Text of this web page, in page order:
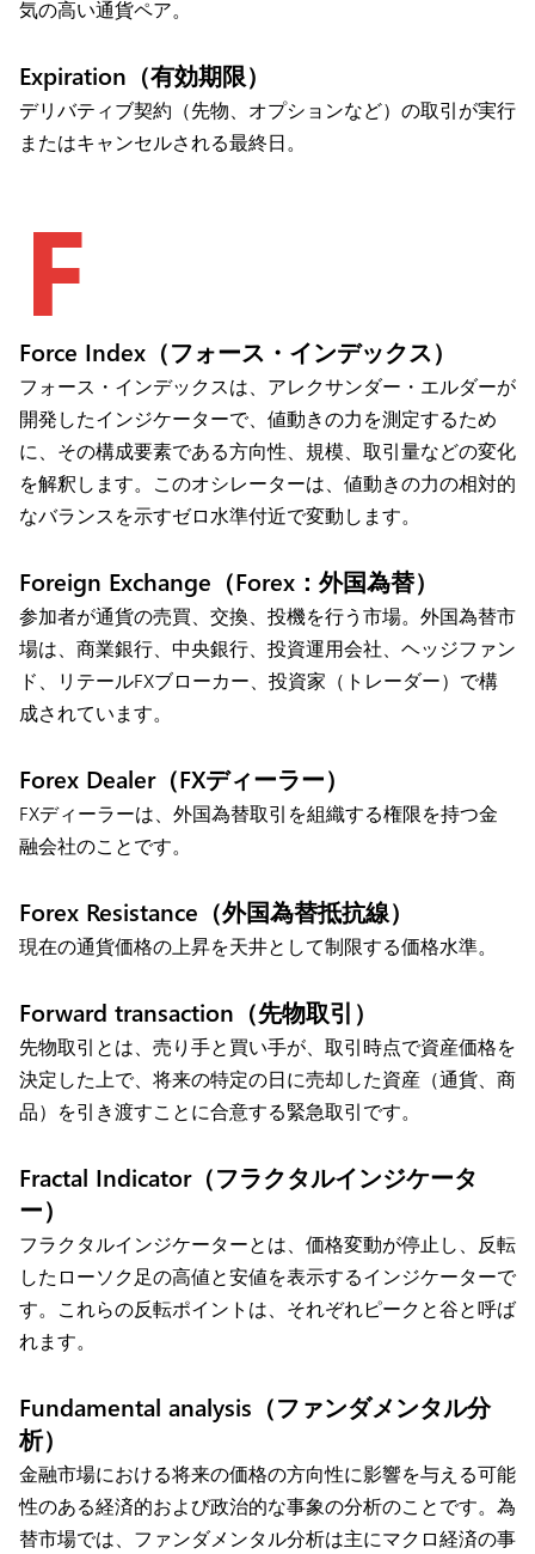
気の高い通貨ペア。
Expiration（有効期限）
デリバティブ契約（先物、オプションなど）の取引が実行
またはキャンセルされる最終日。
F
Force Index（フォース・インデックス）
フォース・インデックスは、アレクサンダー・エルダーが
開発したインジケーターで、値動きの力を測定するため
に、その構成要素である方向性、規模、取引量などの変化
を解釈します。このオシレーターは、値動きの力の相対的
なバランスを示すゼロ水準付近で変動します。
Foreign Exchange（Forex：外国為替）
参加者が通貨の売買、交換、投機を行う市場。外国為替市
場は、商業銀行、中央銀行、投資運用会社、ヘッジファン
ド、リテールFXブローカー、投資家（トレーダー）で構
成されています。
Forex Dealer（FXディーラー）
FXディーラーは、外国為替取引を組織する権限を持つ金
融会社のことです。
Forex Resistance（外国為替抵抗線）
現在の通貨価格の上昇を天井として制限する価格水準。
Forward transaction（先物取引）
先物取引とは、売り手と買い手が、取引時点で資産価格を
決定した上で、将来の特定の日に売却した資産（通貨、商
品）を引き渡すことに合意する緊急取引です。
Fractal Indicator（フラクタルインジケータ
ー）
フラクタルインジケーターとは、価格変動が停止し、反転
したローソク足の高値と安値を表示するインジケーターで
す。これらの反転ポイントは、それぞれピークと谷と呼ば
れます。
Fundamental analysis（ファンダメンタル分
析）
金融市場における将来の価格の方向性に影響を与える可能
性のある経済的および政治的な事象の分析のことです。為
替市場では、ファンダメンタル分析は主にマクロ経済の事